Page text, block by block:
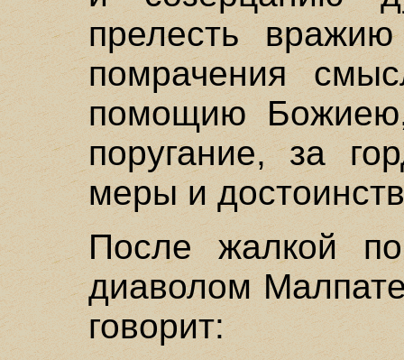
прелесть
помрачения
помощию
поругание, за
меры и
После жалкой
диаволом
говорит: